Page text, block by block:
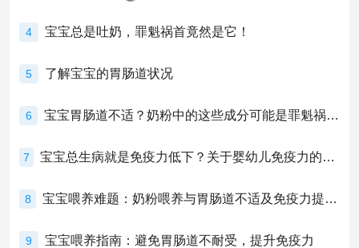
4 宝宝总是吐奶，罪魁祸首竟然是它！
5 了解宝宝的胃肠道状况
6 宝宝胃肠道不适？奶粉中的这些成分可能是罪魁祸首！
7 宝宝总生病就是免疫力低下？关于婴幼儿免疫力的真相，家长必须了解！
8 宝宝喂养难题：奶粉喂养与胃肠道不适及免疫力提升的奥秘
9 宝宝喂养指南：避免胃肠道不耐受，提升免疫力